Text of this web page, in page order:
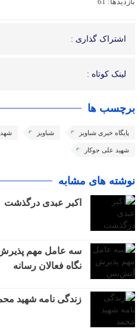
اشتراک گذاری :
لینک کوتاه :
برچسب ها
پایگاه خبری شباویز شباویز
شهید علی جوکار
نوشته های مشابه
اکبر عبدی درگذشت
سه عامل مهم پذیرش
نگاه فعالان رسانه
زندگی نامه شهید